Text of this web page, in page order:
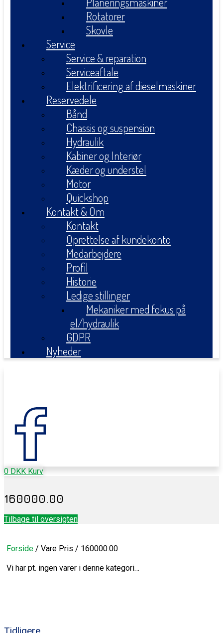
Rotatorer
Skovle
Service
Service & reparation
Serviceaftale
Elektrificering af dieselmaskiner
Reservedele
Bånd
Chassis og suspension
Hydraulik
Kabiner og Interiør
Kæder og understel
Motor
Quickshop
Kontakt & Om
Kontakt
Oprettelse af kundekonto
Medarbejdere
Profil
Historie
Ledige stillinger
Mekaniker med fokus på
el/hydraulik
GDPR
Nyheder
0 DKK Kurv
160000.00
Tilbage til oversigten
Forside / Vare Pris / 160000.00
Vi har pt. ingen varer i denne kategori…